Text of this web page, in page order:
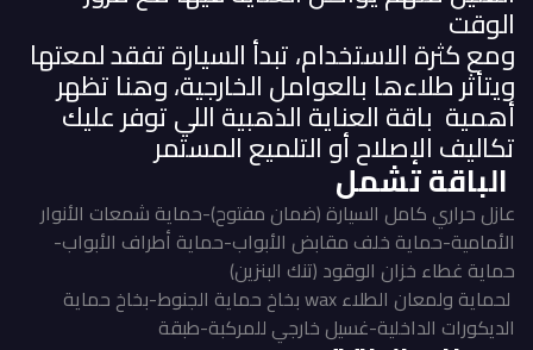
الوقت
ومع كثرة الاستخدام، تبدأ السيارة تفقد لمعتها
ويتأثر طلاءها بالعوامل الخارجية، وهنا تظهر
أهمية باقة العناية الذهبية اللي توفر عليك
تكاليف الإصلاح أو التلميع المستمر
الباقة تشمل
عازل حراري كامل السيارة (ضمان مفتوح)-حماية شمعات الأنوار
الأمامية-حماية خلف مقابض الأبواب-حماية أطراف الأبواب-
حماية غطاء خزان الوقود (تنك البنزين)
لحماية ولمعان الطلاء wax بخاخ حماية الجنوط-بخاخ حماية
الديكورات الداخلية-غسيل خارجي للمركبة-طبقة